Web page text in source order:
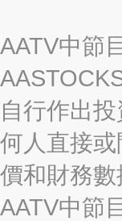
AATV中節
自行作出
何人直接
價和財務
AATV中節